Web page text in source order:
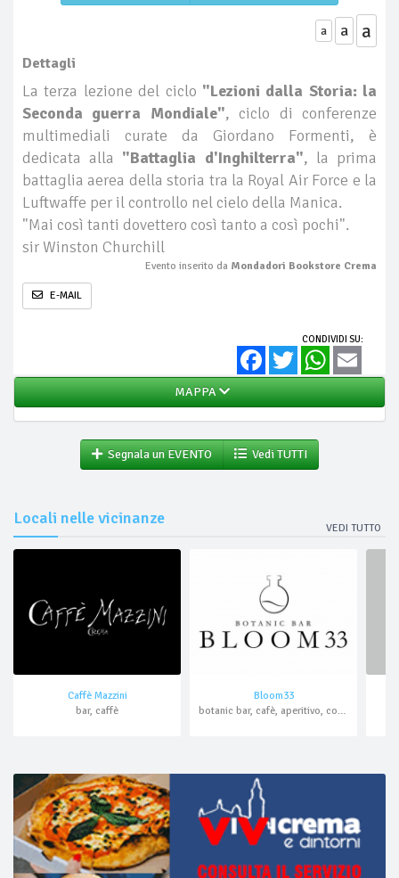
a a a
Dettagli
La terza lezione del ciclo "Lezioni dalla Storia: la
Seconda guerra Mondiale", ciclo di conferenze
multimediali curate da Giordano Formenti, è
dedicata alla "Battaglia d'Inghilterra", la prima
battaglia aerea della storia tra la Royal Air Force e la
Luftwaffe per il controllo nel cielo della Manica.
"Mai così tanti dovettero così tanto a così pochi".
sir Winston Churchill
Evento inserito da Mondadori Bookstore Crema
E-MAIL
CONDIVIDI SU:
FacebookTwitter WhatsApp
MAPPA
Segnala un EVENTO Vedi TUTTI
Locali nelle vicinanze
VEDI TUTTO
Caffè Mazzini
bar, caffè
Bloom33
botanic bar, cafè, aperitivo, cocktail bar, asporto, domicilio